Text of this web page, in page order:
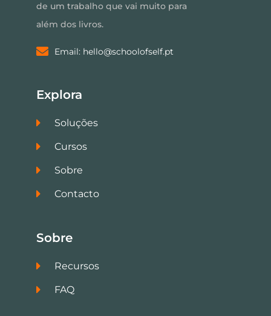
de um trabalho que vai muito para
além dos livros.
Email: hello@schoolofself.pt
Explora
Soluções
Cursos
Sobre
Contacto
Sobre
Recursos
FAQ